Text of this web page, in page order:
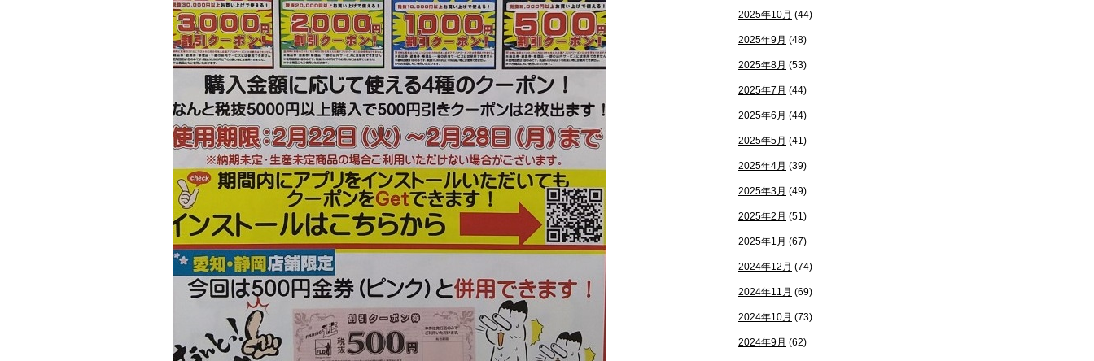
2025年10月 (44)
2025年9月 (48)
2025年8月 (53)
2025年7月 (44)
2025年6月 (44)
2025年5月 (41)
2025年4月 (39)
2025年3月 (49)
2025年2月 (51)
2025年1月 (67)
2024年12月 (74)
2024年11月 (69)
2024年10月 (73)
2024年9月 (62)